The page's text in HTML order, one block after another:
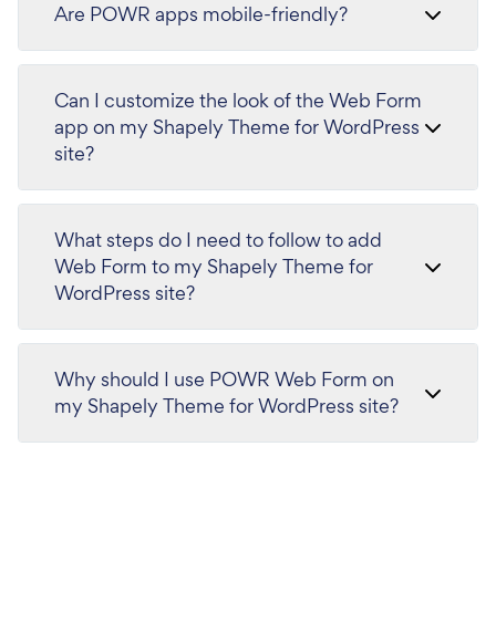
Are POWR apps mobile-friendly?
Can I customize the look of the Web Form
app on my Shapely Theme for WordPress
site?
What steps do I need to follow to add
Web Form to my Shapely Theme for
WordPress site?
Why should I use POWR Web Form on
my Shapely Theme for WordPress site?